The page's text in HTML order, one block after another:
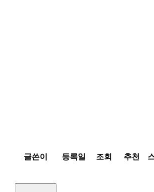
글쓴이 등록일 조회 추천